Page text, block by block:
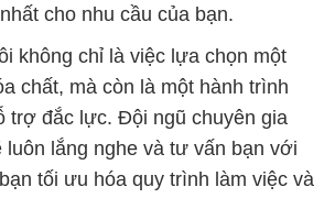
cho nhu cầu của bạn.
không chỉ là việc lựa chọn một
chất, mà còn là một hành trình
trợ đắc lực. Đội ngũ chuyên gia
luôn lắng nghe và tư vấn bạn với
tối ưu hóa quy trình làm việc và